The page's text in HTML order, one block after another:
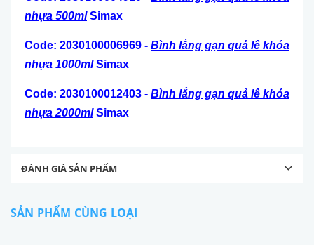
nhựa 500mlSimax
Code: 2030100006969 - Bình lắng gạn quả lê khóa
nhựa 1000mlSimax
Code: 2030100012403 - Bình lắng gạn quả lê khóa
nhựa 2000mlSimax
ĐÁNH GIÁ SẢN PHẨM
SẢN PHẨM CÙNG LOẠI